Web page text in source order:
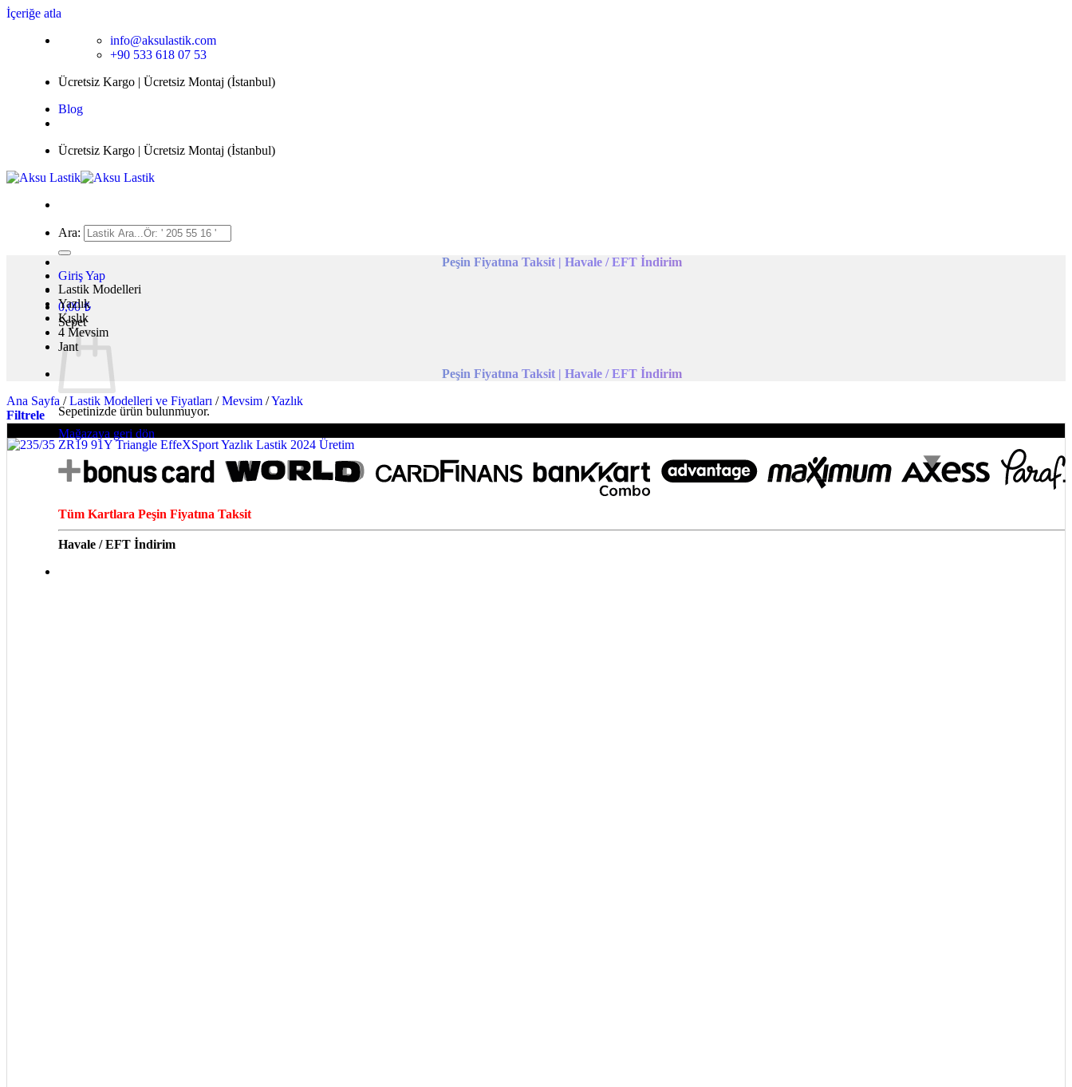
İçeriğe atla
info@aksulastik.com
+90 533 618 07 53
Ücretsiz Kargo | Ücretsiz Montaj (İstanbul)
Blog
Ücretsiz Kargo | Ücretsiz Montaj (İstanbul)
Ara:
Giriş Yap
0,00₺
Sepet
Sepetinizde ürün bulunmuyor.
Mağazaya geri dön
Tüm Kartlara Peşin Fiyatına Taksit
Havale / EFT İndirim
Peşin Fiyatına Taksit | Havale / EFT İndirim
Lastik Modelleri
Yazlık
Kışlık
4 Mevsim
Jant
Peşin Fiyatına Taksit | Havale / EFT İndirim
Ana Sayfa / Lastik Modelleri ve Fiyatları / Mevsim /Yazlık
Filtrele